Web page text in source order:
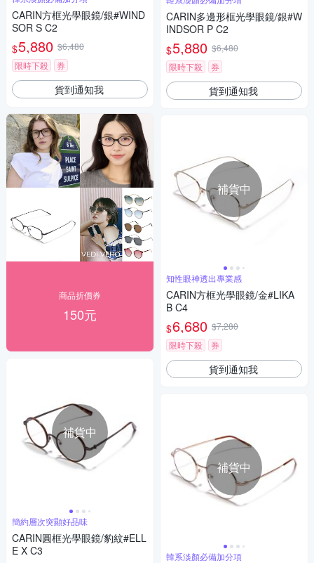
CARIN方框光學眼鏡/銀#WIND
SOR S C2
$5,880 $6,480
限時下殺
券
貨到通知我
商品折價券
150元
補貨中
簡約層次突顯好品味
CARIN圓框光學眼鏡/豹紋#ELL
E X C3
CARIN多邊形框光學眼鏡/銀#W
INDSOR P C2
$5,880 $6,480
限時下殺
券
貨到通知我
補貨中
知性眼神透出專業感
CARIN方框光學眼鏡/金#LIKA
B C4
$6,680 $7,280
限時下殺
券
貨到通知我
補貨中
韓系淡顏必備加分項